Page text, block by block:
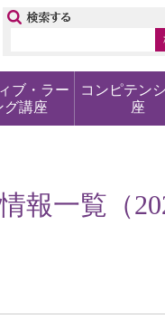
ブ・ラー
グ講座
コンピテン
座
報一覧（